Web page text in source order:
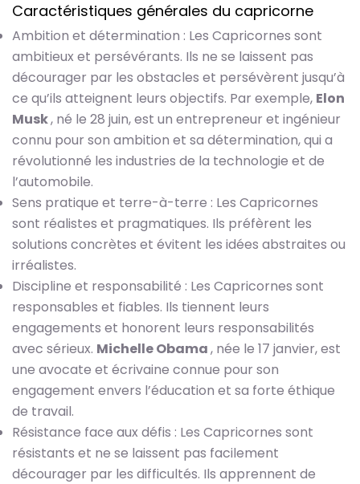
Caractéristiques générales du capricorne
Ambition et détermination : Les Capricornes sont
ambitieux et persévérants. Ils ne se laissent pas
décourager par les obstacles et persévèrent jusqu’à
ce qu’ils atteignent leurs objectifs. Par exemple, Elon
Musk, né le 28 juin, est un entrepreneur et ingénieur
connu pour son ambition et sa détermination, qui a
révolutionné les industries de la technologie et de
l’automobile.
Sens pratique et terre-à-terre : Les Capricornes
sont réalistes et pragmatiques. Ils préfèrent les
solutions concrètes et évitent les idées abstraites ou
irréalistes.
Discipline et responsabilité : Les Capricornes sont
responsables et fiables. Ils tiennent leurs
engagements et honorent leurs responsabilités
avec sérieux. Michelle Obama, née le 17 janvier, est
une avocate et écrivaine connue pour son
engagement envers l’éducation et sa forte éthique
de travail.
Résistance face aux défis : Les Capricornes sont
résistants et ne se laissent pas facilement
décourager par les difficultés. Ils apprennent de